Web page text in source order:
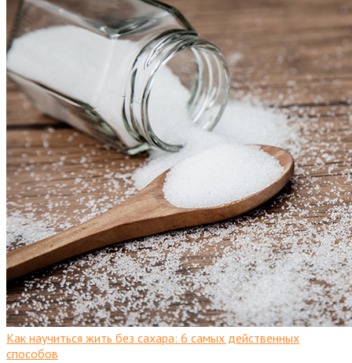
Как научиться жить без сахара: 6 самых действенных
способов